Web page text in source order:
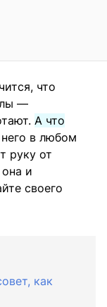
что
—
А что
в любом
руку от
и
своего
как